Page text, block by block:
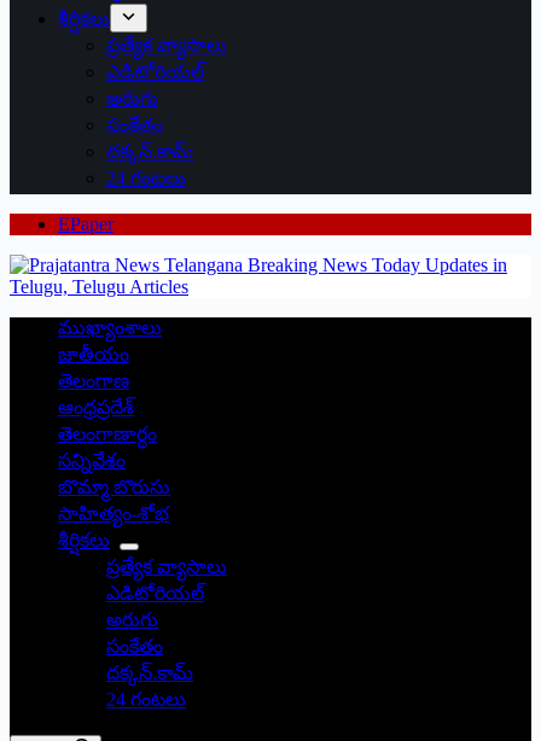
శీర్షికలు
ప్రత్యేక వ్యాసాలు
ఎడిటోరియల్
అరుగు
సంకేతం
దక్కన్.కామ్
24 గంటలు
EPaper
ముఖ్యాంశాలు
జాతీయం
తెలంగాణ
ఆంధ్రప్రదేశ్
తెలంగాణార్థం
సన్నివేశం
బొమ్మా బొరుసు
సాహిత్యం-శోభ
శీర్షికలు
ప్రత్యేక వ్యాసాలు
ఎడిటోరియల్
అరుగు
సంకేతం
దక్కన్.కామ్
24 గంటలు